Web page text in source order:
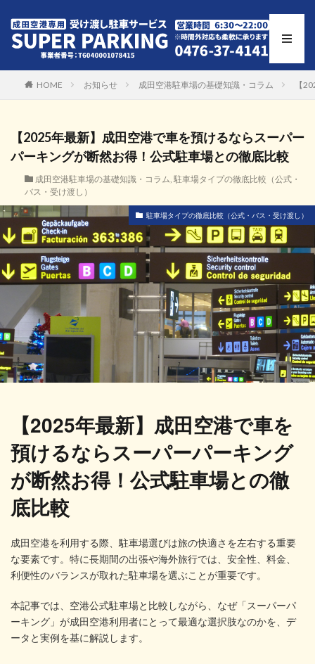
HOME お知らせ 成田空港駐車場の基礎知識・コラム 【
【2025年最新】成田空港で車を預けるならスーパー
パーキングが断然お得！公式駐車場との徹底比較
成田空港駐車場の基礎知識・コラム, 駐車場タイプの徹底比較（公式・
バス・受け渡し）
駐車場タイプの徹底比較（公式・バス・受け渡し）
【2025年最新】成田空港で車を
預けるならスーパーパーキング
が断然お得！公式駐車場との徹
底比較
成田空港を利用する際、駐車場選びは旅の快適さを左右する重要
な要素です。特に長期間の出張や海外旅行では、安全性、料金、
利便性のバランスが取れた駐車場を選ぶことが重要です。
本記事では、空港公式駐車場と比較しながら、なぜ「スーパーパ
ーキング」が成田空港利用者にとって最適な選択肢なのかを、デ
ータと実例を基に解説します。